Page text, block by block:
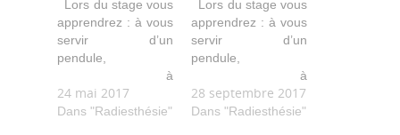
Lors du stage vous
apprendrez : à vous
servir d’un
pendule,
à
lâcher-prise, à
formuler vos
24 mai 2017
Dans "Radiesthésie"
Lors du stage vous
apprendrez : à vous
servir d’un
pendule,
à
lâcher-prise, à
formuler vos
28 septembre 2017
Dans "Radiesthésie"